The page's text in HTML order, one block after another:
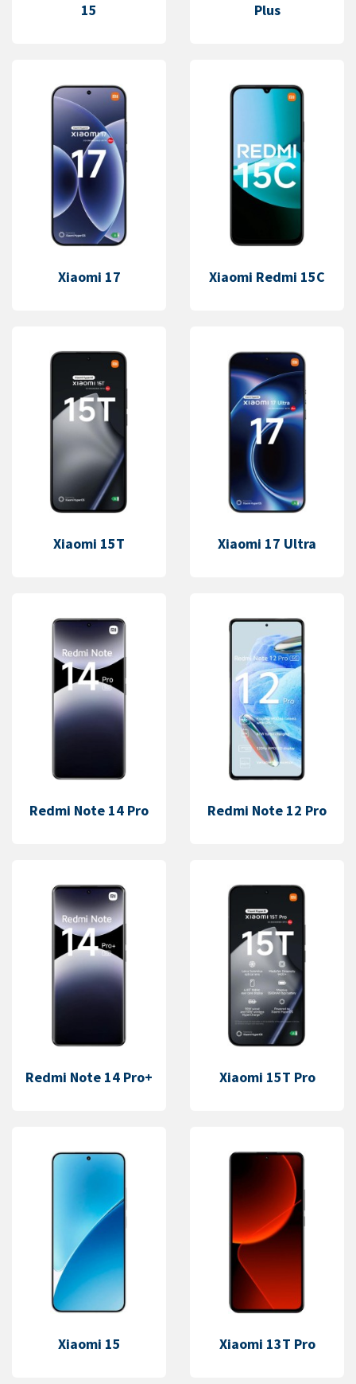
15
Plus
Xiaomi 17 Xiaomi Redmi 15C
Xiaomi 15T Xiaomi 17 Ultra
Redmi Note 14 Pro Redmi Note 12 Pro
Redmi Note 14 Pro+ Xiaomi 15T Pro
Xiaomi 15 Xiaomi 13T Pro